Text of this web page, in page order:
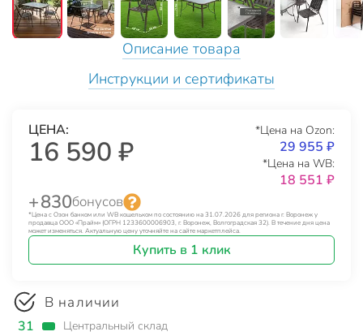
Описание товара
Инструкции и сертификаты
ЦЕНА:
16 590 ₽
*Цена на Ozon:
29 955 ₽
*Цена на WB:
18 551 ₽
+ 830бонусов
*Цена с Озон банком или WB кошельком по состоянию на 31.07.2026 для региона г. Воронеж у
продавца ООО «Прайм» (ОГРН 1233600006903, г. Воронеж, Волгоградская 32). В течение дня цена
может изменяться. Актуальную цену уточняйте на сайте маркетплейса.
Купить в 1 клик
В наличии
31 Центральный склад